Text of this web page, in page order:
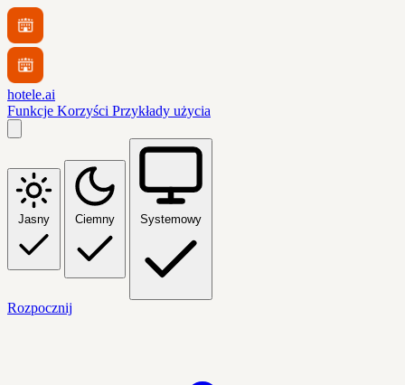
hotele.ai
Funkcje Korzyści Przykłady użycia
Jasny Ciemny Systemowy
Rozpocznij